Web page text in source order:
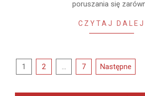
poruszania się
CZYTAJ DALEJ
Stronicowanie
1 2 … 7 Następne